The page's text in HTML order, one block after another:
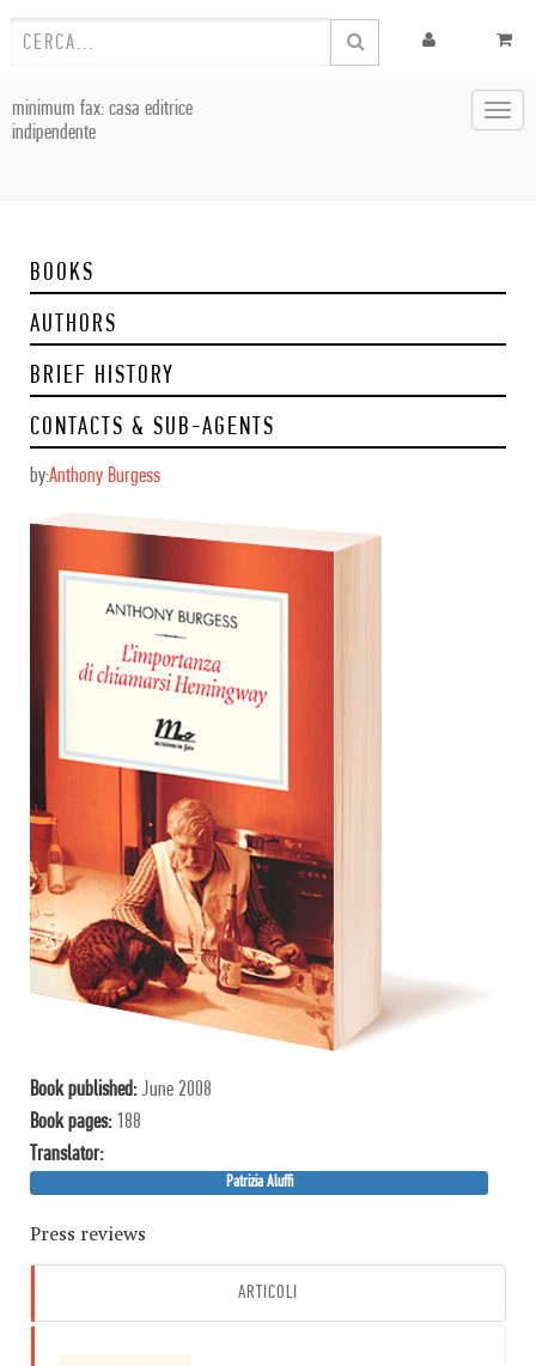
minimum fax: casa editrice
indipendente
BOOKS
AUTHORS
BRIEF HISTORY
CONTACTS & SUB-AGENTS
by:Anthony Burgess
Book published:June 2008
Book pages: 188
Translator:
Patrizia Aluffi
Press reviews
ARTICOLI